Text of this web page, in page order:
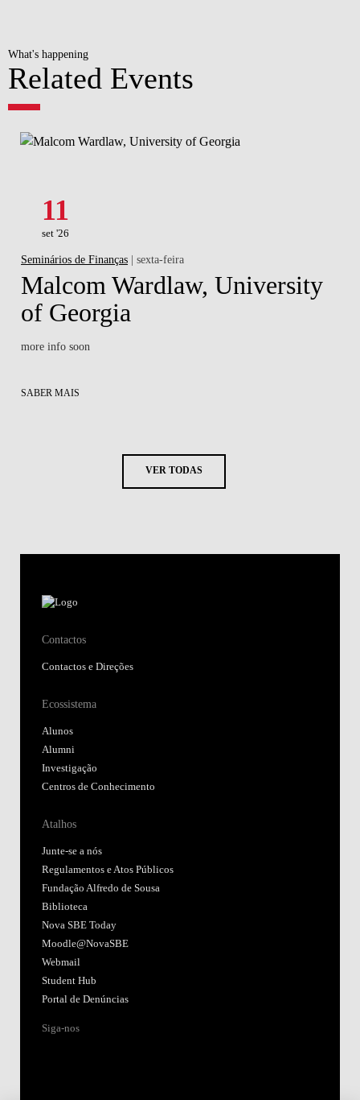
What's happening
Related Events
11
set '26
Seminários de Finanças | sexta-feira
Malcom Wardlaw, University
of Georgia
more info soon
SABER MAIS
VER TODAS
Contactos
Contactos e Direções
Ecossistema
Alunos
Alumni
Investigação
Centros de Conhecimento
Atalhos
Junte-se a nós
Regulamentos e Atos Públicos
Fundação Alfredo de Sousa
Biblioteca
Nova SBE Today
Moodle@NovaSBE
Webmail
Student Hub
Portal de Denúncias
Siga-nos